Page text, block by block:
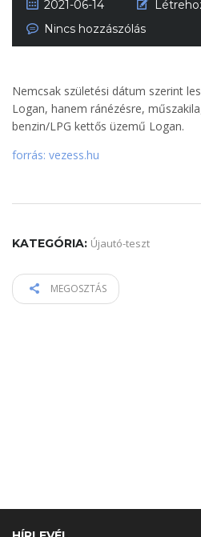
2021-06-14
Nincs hozzászólás
Nemcsak születési dátum szerint
Logan, hanem ránézésre,
benzin/LPG kettős üzemű Logan.
forrás: vezess.hu
KATEGÓRIA: Újautó-teszt
MEGOSZTÁS